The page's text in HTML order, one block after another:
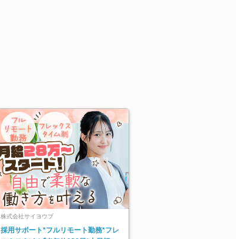
株式会社サイヨウブ
採用サポート*フルリモート勤務*フレ